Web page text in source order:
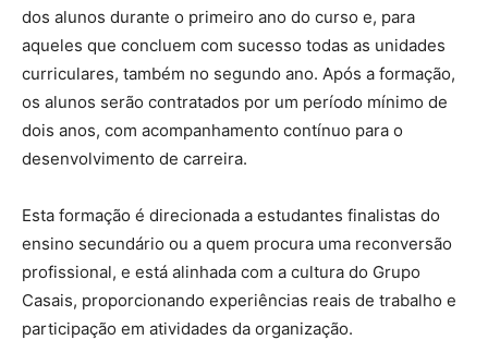
dos alunos durante o primeiro ano do curso e, para
aqueles que concluem com sucesso todas as unidades
curriculares, também no segundo ano. Após a formação,
os alunos serão contratados por um período mínimo de
dois anos, com acompanhamento contínuo para o
desenvolvimento de carreira.
Esta formação é direcionada a estudantes finalistas do
ensino secundário ou a quem procura uma reconversão
profissional, e está alinhada com a cultura do Grupo
Casais, proporcionando experiências reais de trabalho e
participação em atividades da organização.